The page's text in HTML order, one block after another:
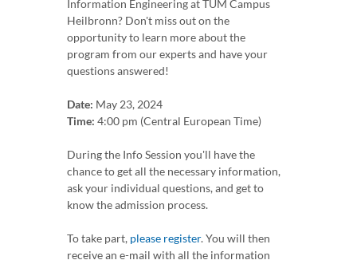
Information Engineering at TUM Campus
Heilbronn? Don't miss out on the
opportunity to learn more about the
program from our experts and have your
questions answered!
Date: May 23, 2024
Time: 4:00 pm (Central European Time)
During the Info Session you'll have the
chance to get all the necessary information,
ask your individual questions, and get to
know the admission process.
To take part, please register. You will then
receive an e-mail with all the information